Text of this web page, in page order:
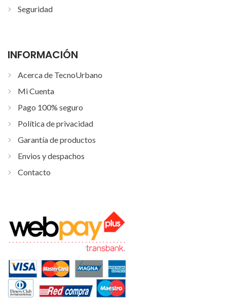
Seguridad
INFORMACIÓN
Acerca de TecnoUrbano
Mi Cuenta
Pago 100% seguro
Política de privacidad
Garantía de productos
Envios y despachos
Contacto